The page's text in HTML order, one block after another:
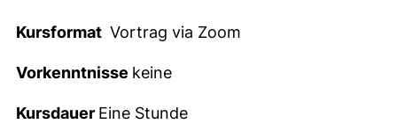
Kursformat Vortrag via Zoom
Vorkenntnisse keine
Kursdauer Eine Stunde